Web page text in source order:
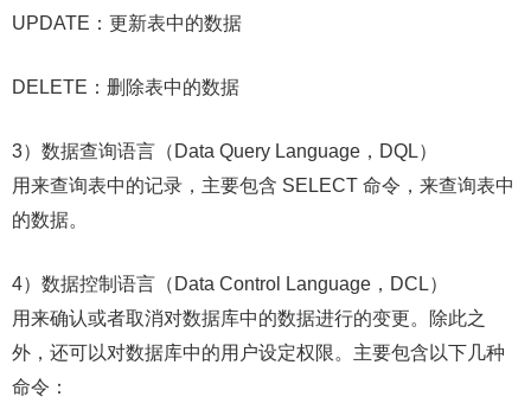
UPDATE：更新表中的数据
DELETE：删除表中的数据
3）数据查询语言（Data Query Language，DQL）
用来查询表中的记录，主要包含 SELECT 命令，来查询表中
的数据。
4）数据控制语言（Data Control Language，DCL）
用来确认或者取消对数据库中的数据进行的变更。除此之
外，还可以对数据库中的用户设定权限。主要包含以下几种
命令：